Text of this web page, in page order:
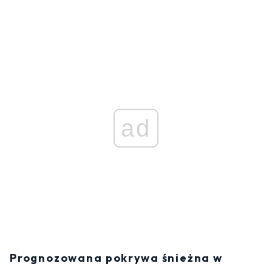
ad
Prognozowana pokrywa śnieżna w